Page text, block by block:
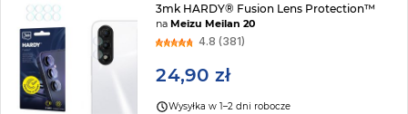
3mk HARDY® Fusion Lens Protection™
naMeizu Meilan 20
4.8 (381)
24,90 zł
Wysyłka w 1–2 dni robocze